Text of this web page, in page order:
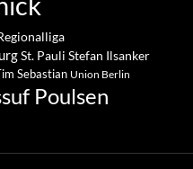
St. Pauli Stefan Ilsanker
Sebastian Union Berlin
Poulsen